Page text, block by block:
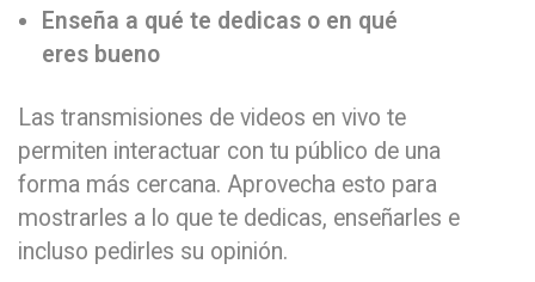
Enseña a qué te dedicas o en qué
eres bueno
Las transmisiones de videos en vivo te
permiten interactuar con tu público de una
forma más cercana. Aprovecha esto para
mostrarles a lo que te dedicas, enseñarles e
incluso pedirles su opinión.